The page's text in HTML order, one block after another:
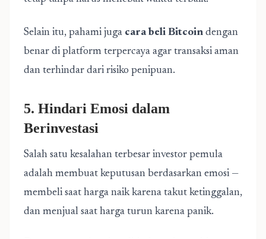
Selain itu, pahami juga cara beli Bitcoin dengan
benar di platform terpercaya agar transaksi aman
dan terhindar dari risiko penipuan.
5. Hindari Emosi dalam
Berinvestasi
Salah satu kesalahan terbesar investor pemula
adalah membuat keputusan berdasarkan emosi —
membeli saat harga naik karena takut ketinggalan,
dan menjual saat harga turun karena panik.